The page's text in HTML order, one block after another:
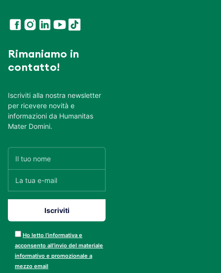
Rimaniamo in
contatto!
Iscriviti alla nostra newsletter
per ricevere novità e
informazioni da Humanitas
Mater Domini.
Ho letto l’informativa e
acconsento all’invio del materiale
informativo e promozionale a
mezzo email